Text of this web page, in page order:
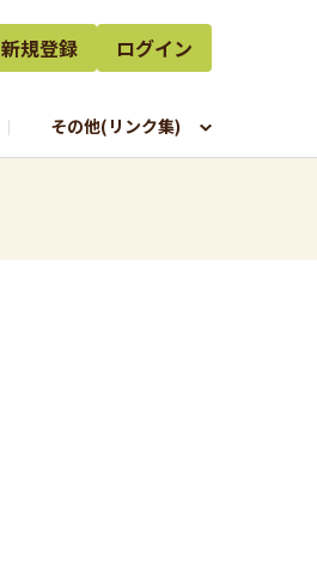
新規登録 ログイン
その他(リンク集)